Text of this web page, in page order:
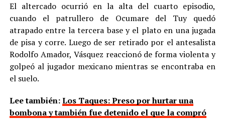
El altercado ocurrió en la alta del cuarto episodio,
cuando el patrullero de Ocumare del Tuy quedó
atrapado entre la tercera base y el plato en una jugada
de pisa y corre. Luego de ser retirado por el antesalista
Rodolfo Amador, Vásquez reaccionó de forma violenta y
golpeó al jugador mexicano mientras se encontraba en
el suelo.
Lee también:Los Taques: Preso por hurtar una
bombona y también fue detenido el que la compró